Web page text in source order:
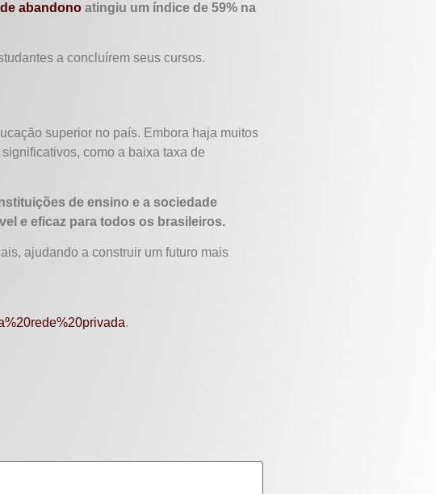
abandono atingiu um índice de 59% na
a concluírem seus cursos.
superior no país. Embora haja muitos
como a baixa taxa de
de ensino e a sociedade
e eficaz para todos os brasileiros.
ajudando a construir um futuro mais
.